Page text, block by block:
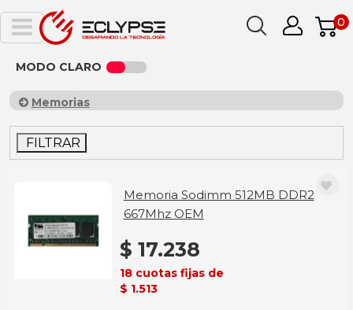
0
MODO CLARO
Memorias
FILTRAR
Memoria Sodimm 512MB DDR2
667Mhz OEM
$ 17.238
18 cuotas fijas de
$ 1.513